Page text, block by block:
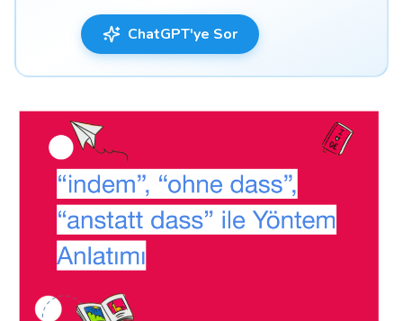
ChatGPT'ye Sor